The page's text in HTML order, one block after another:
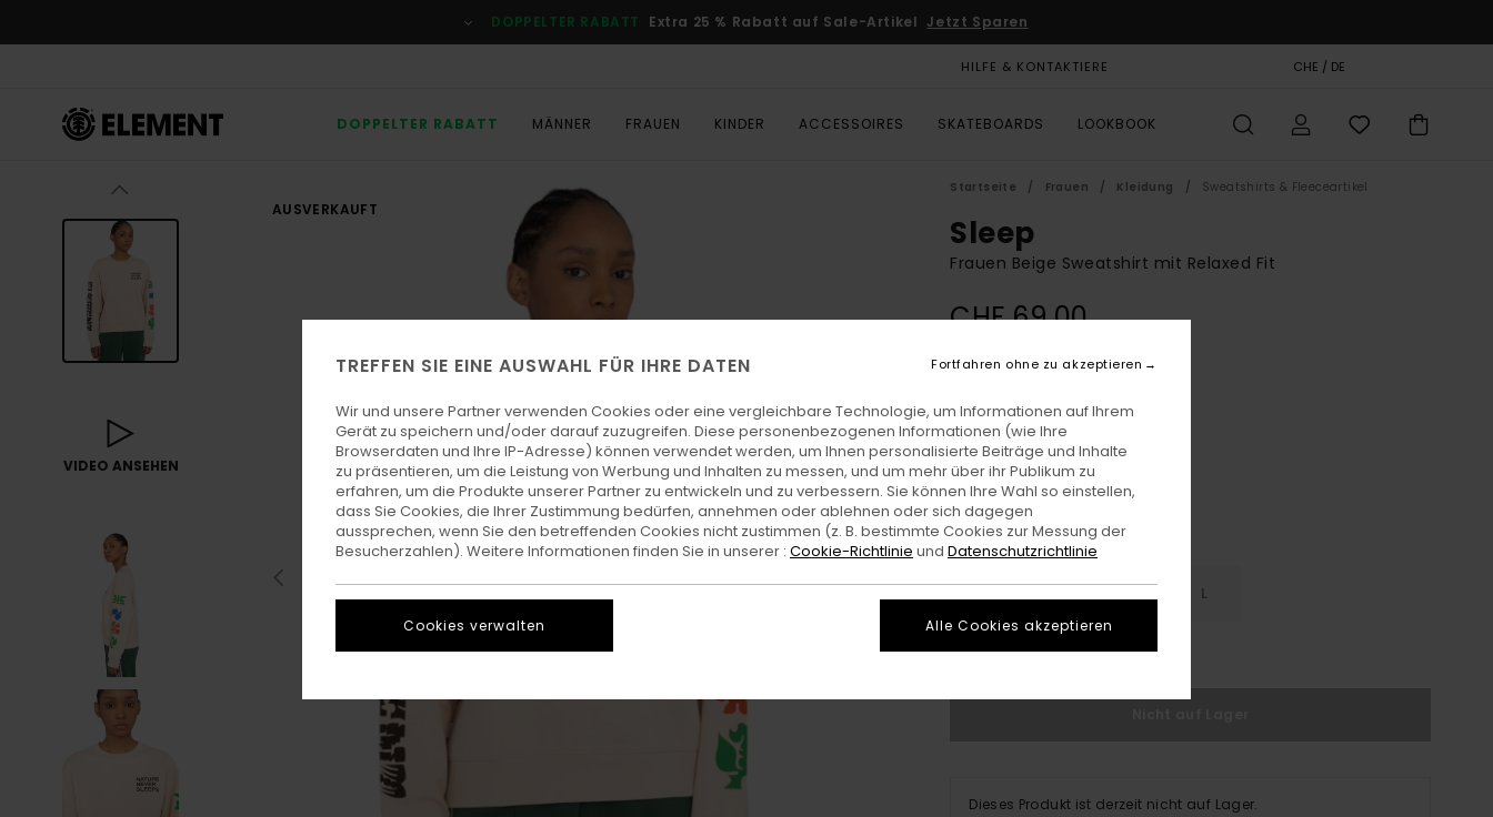
Produktinformation
DOPPELTER RABATT Extra 25 % Rabatt auf Sale-Artikel Jetzt Sparen
HILFE & KONTAKTIERE CHE / DE
DOPPELTER RABATT MÄNNER FRAUEN KINDER ACCESSOIRES SKATEBOARDS LOOKBOOK
VIDEO ANSEHEN
AUSVERKAUFT
Startseite Frauen Kleidung Sweatshirts & Fleeceartikel
Sleep
Frauen Beige Sweatshirt mit Relaxed Fit
CHF 69,00
FarbeParchment
L
Größentabelle Ansehen
Dieses Produkt ist derzeit nicht auf Lager.
TREFFEN SIE EINE AUSWAHL FÜR IHRE DATEN
Wir und unsere Partner verwenden Cookies oder eine vergleichbare Technologie, um Informationen auf Ihrem
Gerät zu speichern und/oder darauf zuzugreifen. Diese personenbezogenen Informationen (wie Ihre
Browserdaten und Ihre IP-Adresse) können verwendet werden, um Ihnen personalisierte Beiträge und Inhalte
zu präsentieren, um die Leistung von Werbung und Inhalten zu messen, und um mehr über ihr Publikum zu
erfahren, um die Produkte unserer Partner zu entwickeln und zu verbessern. Sie können Ihre Wahl so einstellen,
dass Sie Cookies, die Ihrer Zustimmung bedürfen, annehmen oder ablehnen oder sich dagegen
aussprechen, wenn Sie den betreffenden Cookies nicht zustimmen (z. B. bestimmte Cookies zur Messung der
Besucherzahlen). Weitere Informationen finden Sie in unserer : Cookie-Richtlinie und Datenschutzrichtlinie
Cookies verwalten
Fortfahren ohne zu akzeptieren
Alle Cookies akzeptieren